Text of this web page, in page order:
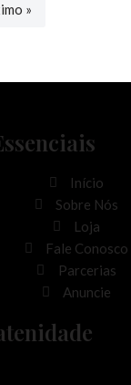
»
Início
Sobre Nós
Loja
Fale Conosco
Parcerias
Anuncie